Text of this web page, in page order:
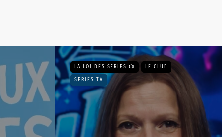
LA LOI DES SÉRIES 📺 LE CLUB
SÉRIES TV